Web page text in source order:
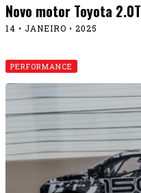
Novo motor Toyota
14 • JANEIRO • 2025
PERFORMANCE